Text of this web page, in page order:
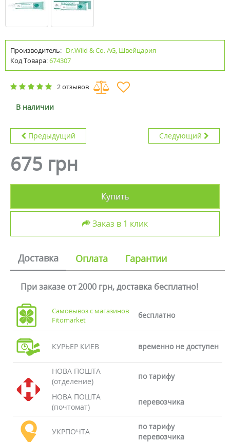
Производитель: Dr.Wild & Co. AG, Швейцария
Код Товара:674307
2 отзывов
В наличии
Предыдущий Следующий
675 грн
Купить
Заказ в 1 клик
Доставка Оплата Гарантии
При заказе от 2000 грн, доставка бесплатно!
Самовывоз с магазинов
Fitomarket
бесплатно
КУРЬЕР КИЕВ временно не доступен
НОВА ПОШТА
(отделение)
по тарифу
НОВА ПОШТА
(почтомат)
перевозчика
УКРПОЧТА
по тарифу
перевозчика